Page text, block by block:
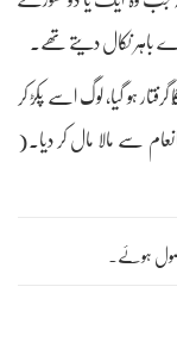
باہر نکال دیتے تھے۔
ہو گیا، لوگ اسے پکڑ کر
سے مالا مال کر دیا۔(